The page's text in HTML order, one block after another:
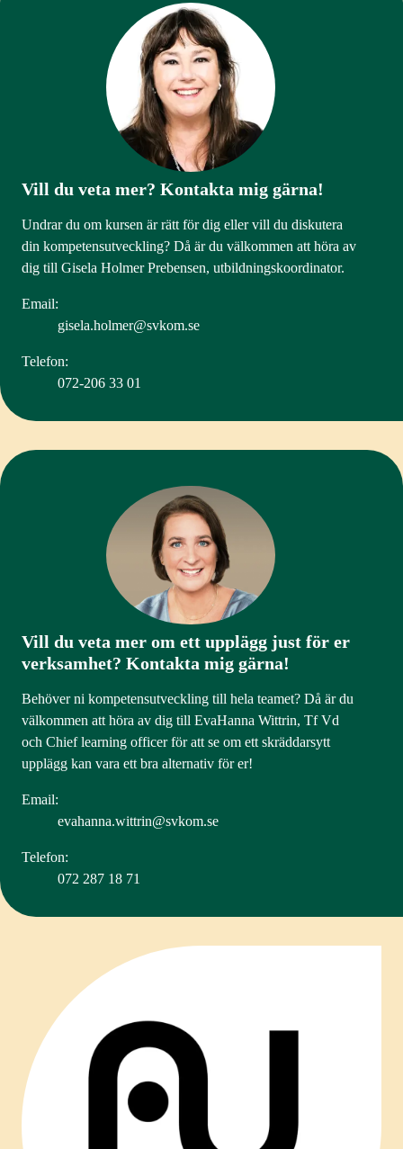
Vill du veta mer? Kontakta mig gärna!
Undrar du om kursen är rätt för dig eller vill du diskutera
din kompetensutveckling? Då är du välkommen att höra av
dig till Gisela Holmer Prebensen, utbildningskoordinator.
Email:
gisela.holmer@svkom.se
Telefon:
072-206 33 01
Vill du veta mer om ett upplägg just för er
verksamhet? Kontakta mig gärna!
Behöver ni kompetensutveckling till hela teamet? Då är du
välkommen att höra av dig till EvaHanna Wittrin, Tf Vd
och Chief learning officer för att se om ett skräddarsytt
upplägg kan vara ett bra alternativ för er!
Email:
evahanna.wittrin@svkom.se
Telefon:
072 287 18 71